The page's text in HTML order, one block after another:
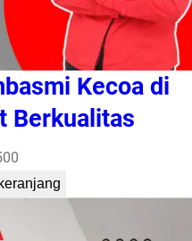
Kecoa di
Berkualitas